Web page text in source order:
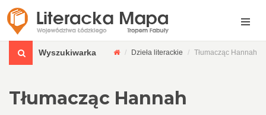
Wyszukiwarka Dzieła literackie Tłumacząc Hannah
Tłumacząc Hannah